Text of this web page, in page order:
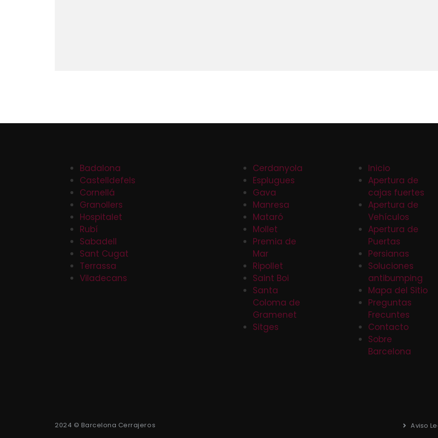
Badalona
Castelldefels
Cornellá
Granollers
Hospitalet
Rubí
Sabadell
Sant Cugat
Terrassa
Viladecans
Cerdanyola
Esplugues
Gava
Manresa
Mataró
Mollet
Premia de
Mar
Ripollet
Saint Boi
Santa
Coloma de
Gramenet
Sitges
Inicio
Apertura de
cajas fuertes
Apertura de
Vehículos
Apertura de
Puertas
Persianas
Soluciones
antibumping
Mapa del Sitio
Preguntas
Frecuntes
Contacto
Sobre
Barcelona
2024 © Barcelona Cerrajeros Aviso